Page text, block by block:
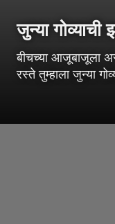
जुन्या
बीचच्या आजूबाजूला
रस्ते तुम्हाला जुन्या